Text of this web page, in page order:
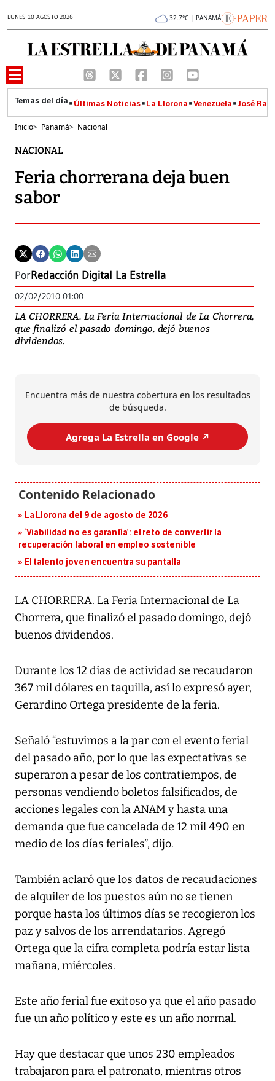
LUNES 10 AGOSTO 2026 32.7°C | PANAMÁ
Últimas Noticias La Llorona Venezuela José
Inicio> Panamá> Nacional
NACIONAL
Feria chorrerana deja buen
sabor
PorRedacción Digital La Estrella
02/02/2010 01:00
LA CHORRERA. La Feria Internacional de La Chorrera,
que finalizó el pasado domingo, dejó buenos
dividendos.
Encuentra más de nuestra cobertura en los resultados
de búsqueda.
Agrega La Estrella en Google ↗️
La Llorona del 9 de agosto de 2026
‘Viabilidad no es garantía’: el reto de convertir la
recuperación laboral en empleo sostenible
El talento joven encuentra su pantalla​
LA CHORRERA. La Feria Internacional de La
Chorrera, que finalizó el pasado domingo, dejó
buenos dividendos.
Durante los 12 días de actividad se recaudaron
367 mil dólares en taquilla, así lo expresó ayer,
Gerardino Ortega presidente de la feria.
Señaló “estuvimos a la par con el evento ferial
del pasado año, por lo que las expectativas se
superaron a pesar de los contratiempos, de
personas vendiendo boletos falsificados, de
acciones legales con la ANAM y hasta una
demanda que fue cancelada de 12 mil 490 en
medio de los días feriales”, dijo.
También aclaró que los datos de recaudaciones
de alquiler de los puestos aún no se tienen
porque hasta los últimos días se recogieron los
paz y salvos de los arrendatarios. Agregó
Ortega que la cifra completa podría estar lista
mañana, miércoles.
Este año ferial fue exitoso ya que el año pasado
fue un año político y este es un año normal.
Hay que destacar que unos 230 empleados
trabajaron para el patronato, mientras otros